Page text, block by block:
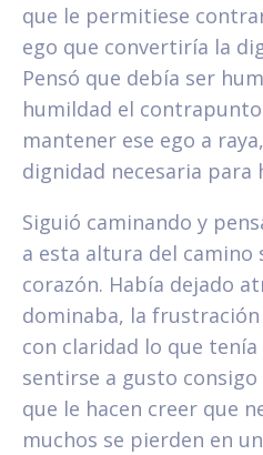
que le permitiese
ego que convertiría la
Pensó que debía ser
humildad el
mantener ese ego a
dignidad necesaria para
Siguió caminando y
a esta altura del camino
corazón. Había dejado
dominaba, la
con claridad lo que
sentirse a gusto
que le hacen creer que
muchos se pierden en